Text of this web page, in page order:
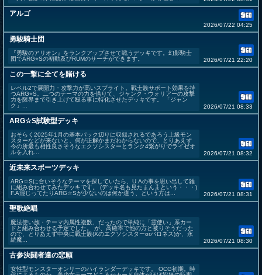
アルゴ
2026/07/22 04:25
勇駿騎士団
『勇駿のアリオン』をランクアップさせて戦うデッキです。幻影騎士
団でARG⭐︎Sの初動及びRUMのサーチができます。
2026/07/21 22:20
この一撃に全てを賭ける
レベル2で展開力・攻撃力が高いスプライト。戦士族サポート効果を持
つARG⭐︎S。二つのテーマの力を借りて、ジャンク・ウォリアーの攻撃
力を限界まで引き上げて殴る事に特化させたデッキです。 「ジャン
ク」...
2026/07/21 08:33
ARG☆S試験型デッキ
おそらく2025年1月の基本パック辺りに収録されるであろう上級モン
スターなどが来ないと、何が正解かまだわからないので、とりあえず
今の所最も相性良さそうなエクソシスターとランク4繋がりでライゼオ
ルを入れ...
2026/07/21 08:32
近未来スポーツデッキ
ARG☆Sに合いそうなテーマを探していたら、U.Aの事を思い出して雑
に組み合わせてみたデッキです。 (デッキ名も見たまんまという・・・)
F.A混じってたりARG☆Sが少ないのは何か違う、という方は...
2026/07/21 08:31
聖歌絶唱
魔法使い族・テーマ内属性複数、だったので単純に「霊使い」系カー
ドと組み合わせる予定でした。 が、高確率で他の方と被りそうだった
ので、とりあえず中央に戦士族(Xのエクソシスターorバロネス)か、永
続魔...
2026/07/21 08:30
古参決闘者達の悲願
女性型モンスターオンリーのハイランダーデッキです。 OCG初期。時